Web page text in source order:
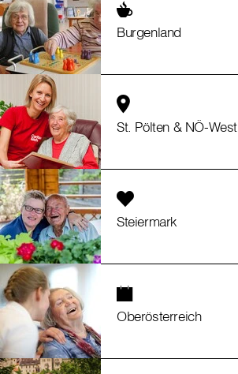
Burgenland
St. Pölten & NÖ-West
Steiermark
Oberösterreich